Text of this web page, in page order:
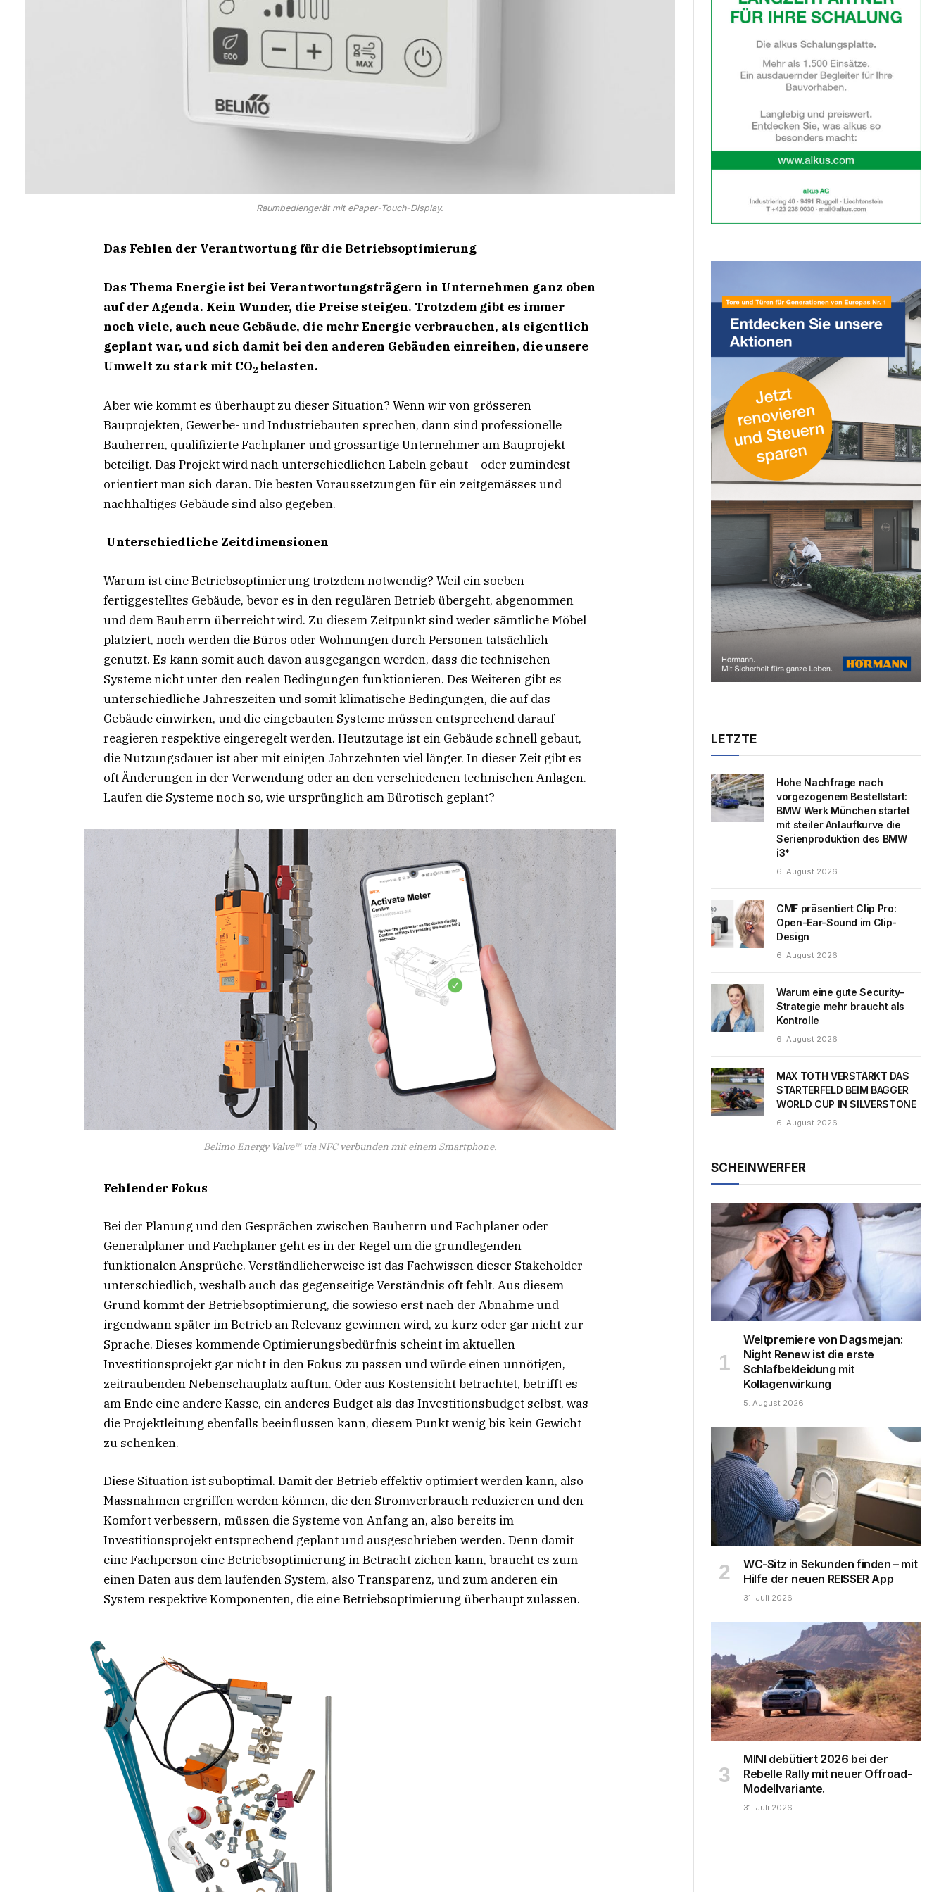
Raumbediengerät mit ePaper-Touch-Display.
Das Fehlen der Verantwortung für die Betriebsoptimierung
Das Thema Energie ist bei Verantwortungsträgern in Unternehmen ganz oben
auf der Agenda. Kein Wunder, die Preise steigen. Trotzdem gibt es immer
noch viele, auch neue Gebäude, die mehr Energie verbrauchen, als eigentlich
geplant war, und sich damit bei den anderen Gebäuden einreihen, die unsere
Umwelt zu stark mit CO2 belasten.
Aber wie kommt es überhaupt zu dieser Situation? Wenn wir von grösseren
Bauprojekten, Gewerbe- und Industriebauten sprechen, dann sind professionelle
Bauherren, qualifizierte Fachplaner und grossartige Unternehmer am Bauprojekt
beteiligt. Das Projekt wird nach unterschiedlichen Labeln gebaut – oder zumindest
orientiert man sich daran. Die besten Voraussetzungen für ein zeitgemässes und
nachhaltiges Gebäude sind also gegeben.
Unterschiedliche Zeitdimensionen
Warum ist eine Betriebsoptimierung trotzdem notwendig? Weil ein soeben
fertiggestelltes Gebäude, bevor es in den regulären Betrieb übergeht, abgenommen
und dem Bauherrn überreicht wird. Zu diesem Zeitpunkt sind weder sämtliche Möbel
platziert, noch werden die Büros oder Wohnungen durch Personen tatsächlich
genutzt. Es kann somit auch davon ausgegangen werden, dass die technischen
Systeme nicht unter den realen Bedingungen funktionieren. Des Weiteren gibt es
unterschiedliche Jahreszeiten und somit klimatische Bedingungen, die auf das
Gebäude einwirken, und die eingebauten Systeme müssen entsprechend darauf
reagieren respektive eingeregelt werden. Heutzutage ist ein Gebäude schnell gebaut,
die Nutzungsdauer ist aber mit einigen Jahrzehnten viel länger. In dieser Zeit gibt es
oft Änderungen in der Verwendung oder an den verschiedenen technischen Anlagen.
Laufen die Systeme noch so, wie ursprünglich am Bürotisch geplant?
Belimo Energy Valve™ via NFC verbunden mit einem Smartphone.
Fehlender Fokus
Bei der Planung und den Gesprächen zwischen Bauherrn und Fachplaner oder
Generalplaner und Fachplaner geht es in der Regel um die grundlegenden
funktionalen Ansprüche. Verständlicherweise ist das Fachwissen dieser Stakeholder
unterschiedlich, weshalb auch das gegenseitige Verständnis oft fehlt. Aus diesem
Grund kommt der Betriebsoptimierung, die sowieso erst nach der Abnahme und
irgendwann später im Betrieb an Relevanz gewinnen wird, zu kurz oder gar nicht zur
Sprache. Dieses kommende Optimierungsbedürfnis scheint im aktuellen
Investitionsprojekt gar nicht in den Fokus zu passen und würde einen unnötigen,
zeitraubenden Nebenschauplatz auftun. Oder aus Kostensicht betrachtet, betrifft es
am Ende eine andere Kasse, ein anderes Budget als das Investitionsbudget selbst, was
die Projektleitung ebenfalls beeinflussen kann, diesem Punkt wenig bis kein Gewicht
zu schenken.
Diese Situation ist suboptimal. Damit der Betrieb effektiv optimiert werden kann, also
Massnahmen ergriffen werden können, die den Stromverbrauch reduzieren und den
Komfort verbessern, müssen die Systeme von Anfang an, also bereits im
Investitionsprojekt entsprechend geplant und ausgeschrieben werden. Denn damit
eine Fachperson eine Betriebsoptimierung in Betracht ziehen kann, braucht es zum
einen Daten aus dem laufenden System, also Transparenz, und zum anderen ein
System respektive Komponenten, die eine Betriebsoptimierung überhaupt zulassen.
LETZTE
Hohe Nachfrage nach
vorgezogenem Bestellstart:
BMW Werk München startet
mit steiler Anlaufkurve die
Serienproduktion des BMW
i3*
6. August 2026
CMF präsentiert Clip Pro:
Open-Ear-Sound im Clip-
Design
6. August 2026
Warum eine gute Security-
Strategie mehr braucht als
Kontrolle
6. August 2026
MAX TOTH VERSTÄRKT DAS
STARTERFELD BEIM BAGGER
WORLD CUP IN SILVERSTONE
6. August 2026
SCHEINWERFER
Weltpremiere von Dagsmejan:
Night Renew ist die erste
Schlafbekleidung mit
Kollagenwirkung
5. August 2026
WC-Sitz in Sekunden finden – mit
Hilfe der neuen REISSER App
31. Juli 2026
MINI debütiert 2026 bei der
Rebelle Rally mit neuer Offroad-
Modellvariante.
31. Juli 2026